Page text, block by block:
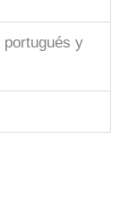
portugués y